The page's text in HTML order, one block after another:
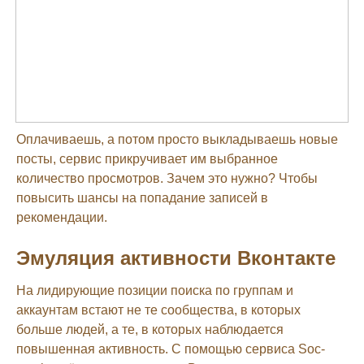
Оплачиваешь, а потом просто выкладываешь новые
посты, сервис прикручивает им выбранное
количество просмотров. Зачем это нужно? Чтобы
повысить шансы на попадание записей в
рекомендации.
Эмуляция активности Вконтакте
На лидирующие позиции поиска по группам и
аккаунтам встают не те сообщества, в которых
больше людей, а те, в которых наблюдается
повышенная активность. С помощью сервиса Soc-